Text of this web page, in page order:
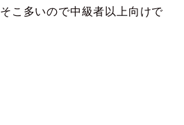
こ多いので中級者以上向けで